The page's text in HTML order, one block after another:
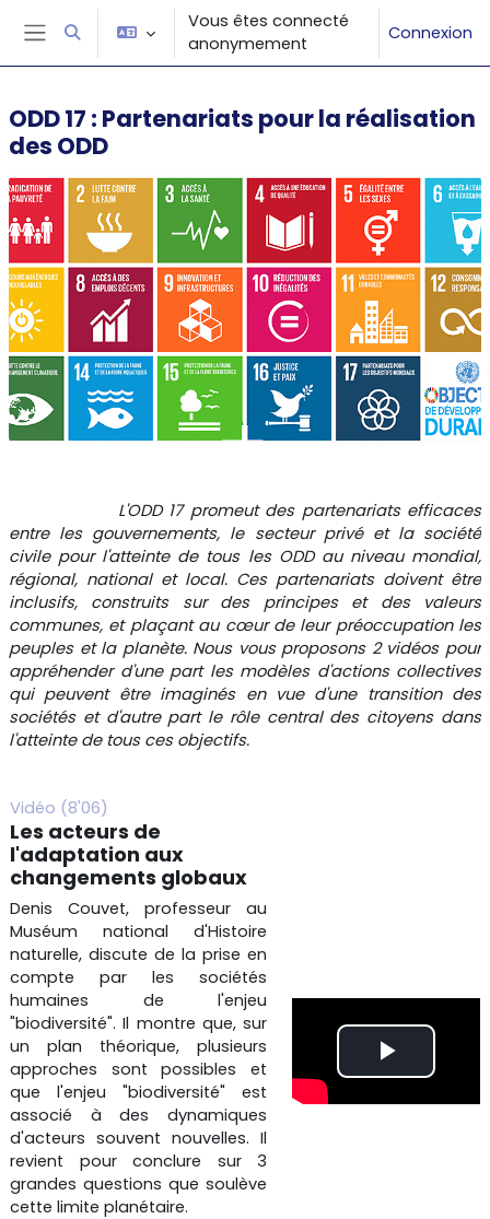
Passer au contenu principal
Panneau latéral
Activer/désactiver la saisie de recherche
Vous êtes connecté
anonymement
Connexion
ODD 17 : Partenariats pour la réalisation
des ODD
Résumé de sectionL'ODD 17 promeut des partenariats efficaces
entre les gouvernements, le secteur privé et la société
civile pour l'atteinte de tous les ODD au niveau mondial,
régional, national et local. Ces partenariats doivent être
inclusifs, construits sur des principes et des valeurs
communes, et plaçant au cœur de leur préoccupation les
peuples et la planète. Nous vous proposons 2 vidéos pour
appréhender d'une part les modèles d'actions collectives
qui peuvent être imaginés en vue d'une transition des
sociétés et d'autre part le rôle central des citoyens dans
l'atteinte de tous ces objectifs.
Vidéo (8'06)
Les acteurs de
l'adaptation aux
changements globaux
Denis Couvet, professeur au
Muséum national d'Histoire
naturelle, discute de la prise en
compte par les sociétés
humaines de l'enjeu
"biodiversité". Il montre que, sur
un plan théorique, plusieurs
approches sont possibles et
que l'enjeu "biodiversité" est
associé à des dynamiques
d'acteurs souvent nouvelles. Il
revient pour conclure sur 3
grandes questions que soulève
cette limite planétaire.
L